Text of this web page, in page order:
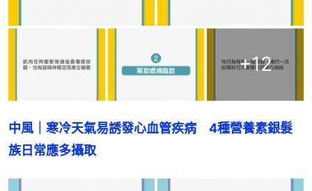
+12
中風｜寒冷天氣易誘發心血管疾病　4種營養素銀髮
族日常應多攝取